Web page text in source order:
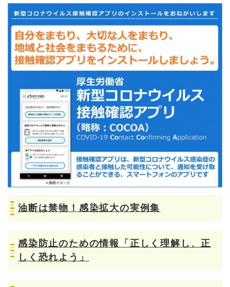
油断は禁物！感染拡大の実例集
感染防止のための情報「正しく理解し、正
しく恐れよう」